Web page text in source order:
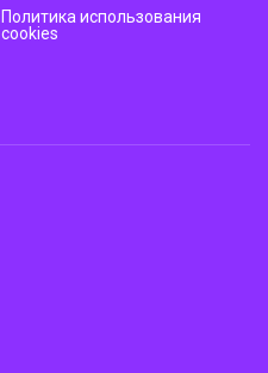
Политика использования
cookies